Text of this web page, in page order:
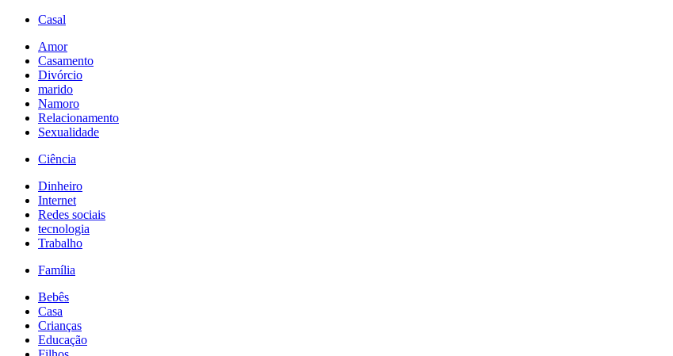
Casal
Amor
Casamento
Divórcio
marido
Namoro
Relacionamento
Sexualidade
Ciência
Dinheiro
Internet
Redes sociais
tecnologia
Trabalho
Família
Bebês
Casa
Crianças
Educação